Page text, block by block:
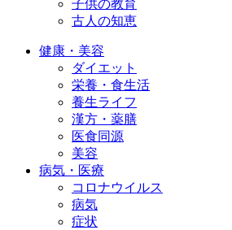
子供の教育
古人の知恵
健康・美容
ダイエット
栄養・食生活
養生ライフ
漢方・薬膳
医食同源
美容
病気・医療
コロナウイルス
病気
症状